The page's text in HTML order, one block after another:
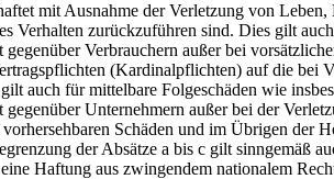
mit Ausnahme der Verletzung von
Verhalten zurückzuführen sind. Dies gilt
Verbrauchern außer bei
(Kardinalpflichten) auf die bei
auch für mittelbare Folgeschäden wie
Unternehmern außer bei der
Schäden und im Übrigen der
der Absätze a bis c gilt sinngemäß
Haftung aus zwingendem nationalem